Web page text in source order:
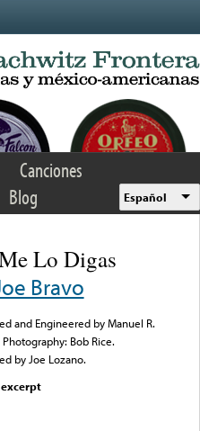
Canciones
Blog Español
Lo Digas
Bravo
and Engineered by Manuel R.
Photography: Bob Rice.
by Joe Lozano.